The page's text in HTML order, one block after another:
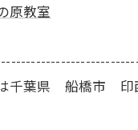
原教室
は千葉県 船橋市